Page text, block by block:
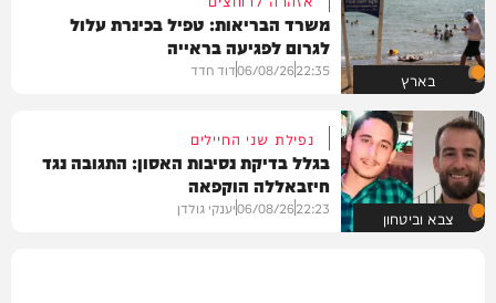
בארץ
משרד הבריאות: טפיל בכינרת עלול
לגרום לפגיעה בראייה
22:35
06/08/26דוד חדד
צבא וביטחון
נפילת שני החיילים
בגלל בדיקת נסיבות האסון: התגובה נגד
חיזבאללה הוקפאה
22:23
06/08/26יענקי גולדן